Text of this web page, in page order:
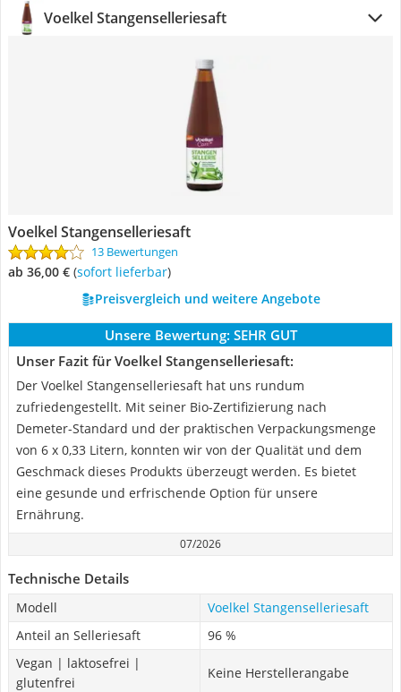
Voelkel Stangenselleriesaft
Voelkel Stangenselleriesaft
13 Bewertungen
ab 36,00 € ( Sofort lieferbar)
Preisvergleich und weitere Angebote
Unsere Bewertung: SEHR GUT
Unser Fazit für Voelkel Stangenselleriesaft:
Der Voelkel Stangenselleriesaft hat uns rundum
zufriedengestellt. Mit seiner Bio-Zertifizierung nach
Demeter-Standard und der praktischen Verpackungsmenge
von 6 x 0,33 Litern, konnten wir von der Qualität und dem
Geschmack dieses Produkts überzeugt werden. Es bietet
eine gesunde und erfrischende Option für unsere
Ernährung.
07/2026
Technische Details
Modell
Voelkel Stangenselleriesaft
Anteil an Selleriesaft
96 %
Vegan | laktosefrei |
glutenfrei
Keine Herstellerangabe